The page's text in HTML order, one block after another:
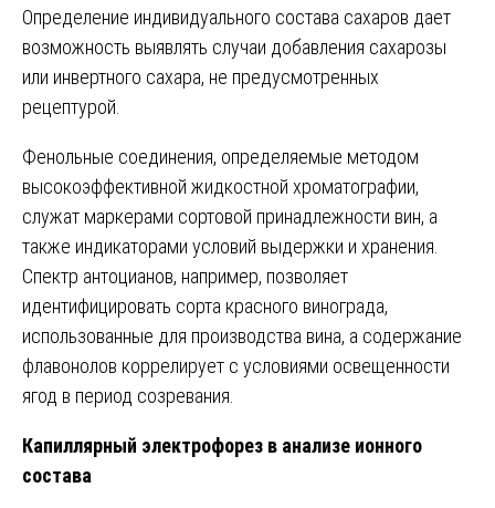
Определение индивидуального состава сахаров дает
возможность выявлять случаи добавления сахарозы
или инвертного сахара, не предусмотренных
рецептурой.
Фенольные соединения, определяемые методом
высокоэффективной жидкостной хроматографии,
служат маркерами сортовой принадлежности вин, а
также индикаторами условий выдержки и хранения.
Спектр антоцианов, например, позволяет
идентифицировать сорта красного винограда,
использованные для производства вина, а содержание
флавонолов коррелирует с условиями освещенности
ягод в период созревания.
Капиллярный электрофорез в анализе ионного
состава